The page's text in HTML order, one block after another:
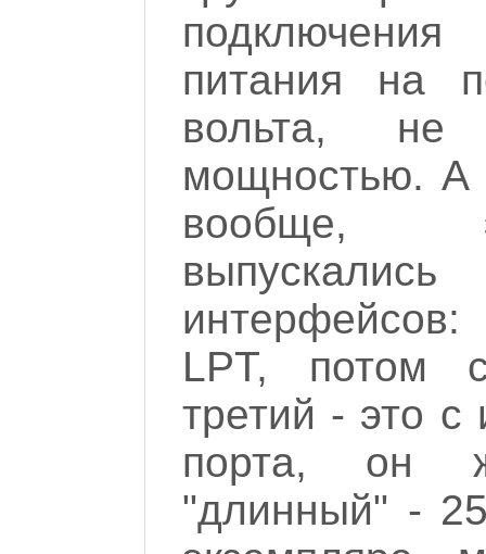
питания на
вольта,
мощностью. А
вообще,
LPT, потом
третий - это
порта, он
"длинный" -